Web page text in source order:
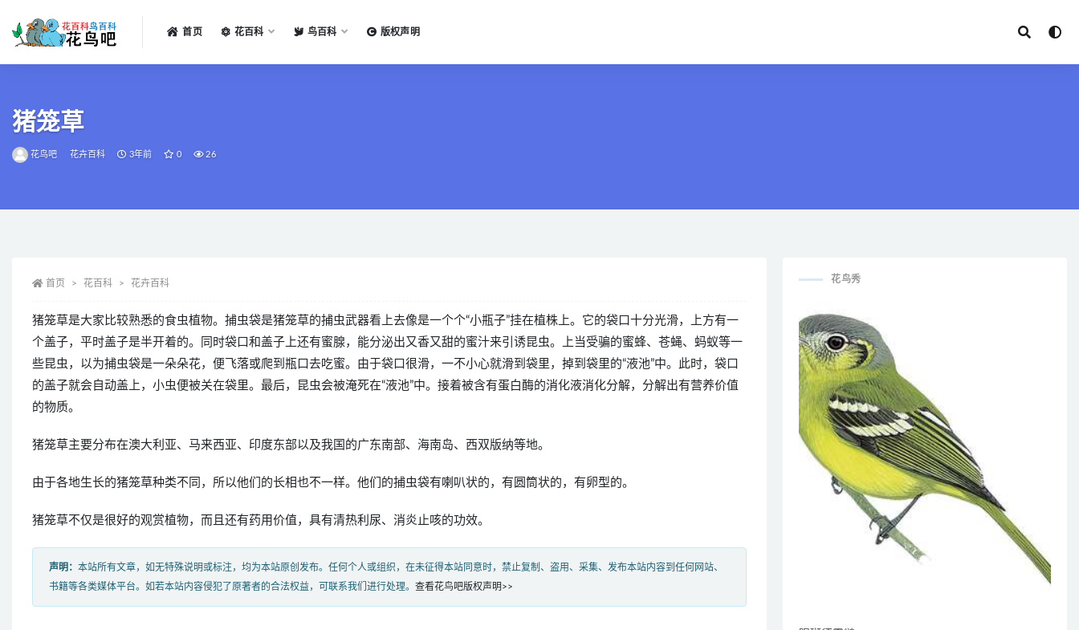
首页 花百科 鸟百科 版权声明
猪笼草
花鸟吧 花卉百科 3年前 0 26
首页 花百科 花卉百科
猪笼草是大家比较熟悉的食虫植物。捕虫袋是猪笼草的捕虫武器看上去像是一个个“小瓶子”挂在植株上。它的袋口十分光滑，上方有一
个盖子，平时盖子是半开着的。同时袋口和盖子上还有蜜腺，能分泌出又香又甜的蜜汁来引诱昆虫。上当受骗的蜜蜂、苍蝇、蚂蚁等一
些昆虫，以为捕虫袋是一朵朵花，便飞落或爬到瓶口去吃蜜。由于袋口很滑，一不小心就滑到袋里，掉到袋里的“液池”中。此时，袋口
的盖子就会自动盖上，小虫便被关在袋里。最后，昆虫会被淹死在“液池”中。接着被含有蛋白酶的消化液消化分解，分解出有营养价值
的物质。
猪笼草主要分布在澳大利亚、马来西亚、印度东部以及我国的广东南部、海南岛、西双版纳等地。
由于各地生长的猪笼草种类不同，所以他们的长相也不一样。他们的捕虫袋有喇叭状的，有圆筒状的，有卵型的。
猪笼草不仅是很好的观赏植物，而且还有药用价值，具有清热利尿、消炎止咳的功效。
声明： 本站所有文章，如无特殊说明或标注，均为本站原创发布。任何个人或组织，在未征得本站同意时，禁止复制、盗用、采集、发布本站内容到任何网站、
书籍等各类媒体平台。如若本站内容侵犯了原著者的合法权益，可联系我们进行处理。 查看花鸟吧版权声明>>
花鸟秀